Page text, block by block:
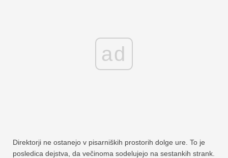
ad
Direktorji ne ostanejo v pisarniških prostorih dolge ure. To je
posledica dejstva, da večinoma sodelujejo na sestankih strank.